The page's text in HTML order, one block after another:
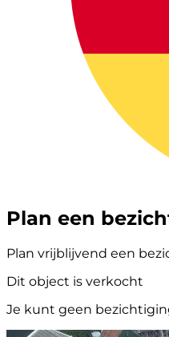
Plan een
Plan vrijblijvend een
Dit object is verkocht
Je kunt geen